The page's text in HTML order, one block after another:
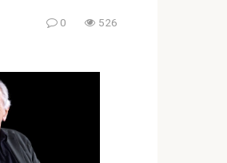
0 526